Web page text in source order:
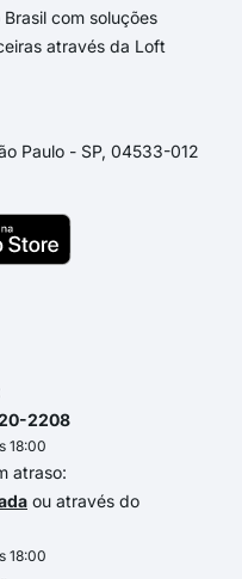
com soluções
através da Loft
Paulo - SP, 04533-012
2208
18:00
atraso:
ou através do
18:00